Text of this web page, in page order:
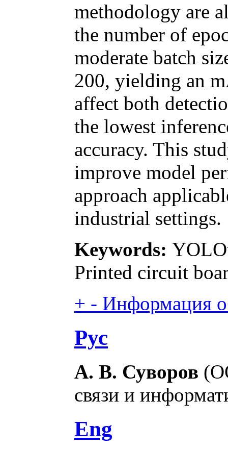
methodology are
the number of
moderate batch
200, yielding an
affect both
the lowest
accuracy. This
improve model
approach
industrial settings.
Keywords:
Printed circuit
+ - Информация
Рус
А. В. Суворов
связи и
Eng